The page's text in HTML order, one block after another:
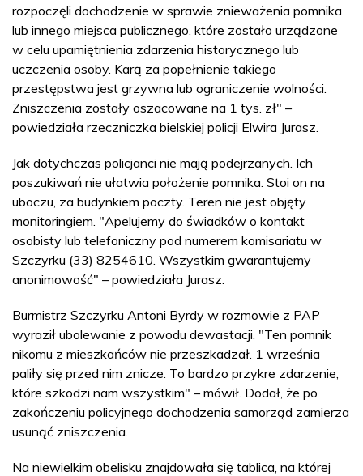
rozpoczęli dochodzenie w sprawie znieważenia pomnika
lub innego miejsca publicznego, które zostało urządzone
w celu upamiętnienia zdarzenia historycznego lub
uczczenia osoby. Karą za popełnienie takiego
przestępstwa jest grzywna lub ograniczenie wolności.
Zniszczenia zostały oszacowane na 1 tys. zł" –
powiedziała rzeczniczka bielskiej policji Elwira Jurasz.
Jak dotychczas policjanci nie mają podejrzanych. Ich
poszukiwań nie ułatwia położenie pomnika. Stoi on na
uboczu, za budynkiem poczty. Teren nie jest objęty
monitoringiem. "Apelujemy do świadków o kontakt
osobisty lub telefoniczny pod numerem komisariatu w
Szczyrku (33) 8254610. Wszystkim gwarantujemy
anonimowość" – powiedziała Jurasz.
Burmistrz Szczyrku Antoni Byrdy w rozmowie z PAP
wyraził ubolewanie z powodu dewastacji. "Ten pomnik
nikomu z mieszkańców nie przeszkadzał. 1 września
paliły się przed nim znicze. To bardzo przykre zdarzenie,
które szkodzi nam wszystkim" – mówił. Dodał, że po
zakończeniu policyjnego dochodzenia samorząd zamierza
usunąć zniszczenia.
Na niewielkim obelisku znajdowała się tablica, na której